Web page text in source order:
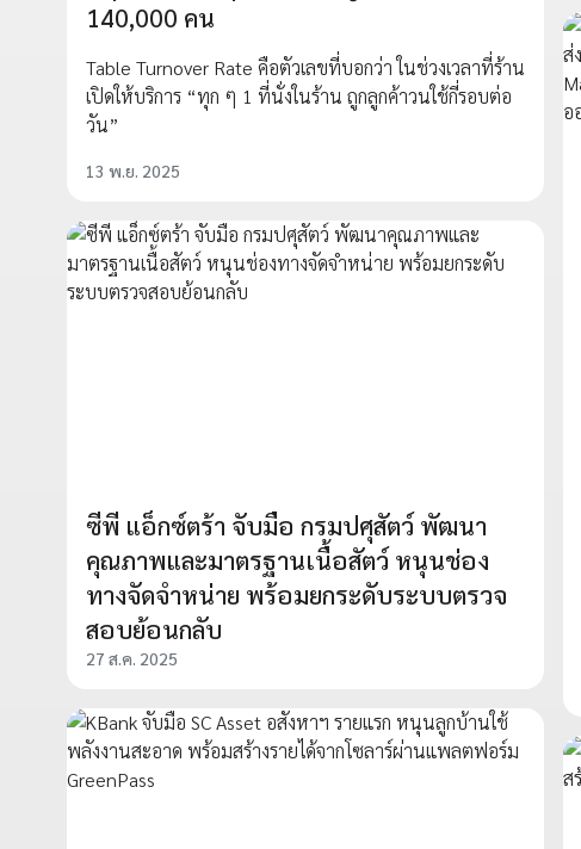
140,000 คน
Table Turnover Rate คือตัวเลขที่บอกว่า ในช่วงเวลาที่ร้าน
เปิดให้บริการ “ทุก ๆ 1 ที่นั่งในร้าน ถูกลูกค้าวนใช้กี่รอบต่อ
วัน”
13 พ.ย. 2025
ซีพี แอ็กซ์ตร้า จับมือ กรมปศุสัตว์ พัฒนา
คุณภาพและมาตรฐานเนื้อสัตว์ หนุนช่อง
ทางจัดจำหน่าย พร้อมยกระดับระบบตรวจ
สอบย้อนกลับ
27 ส.ค. 2025